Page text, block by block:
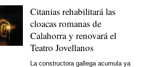
Citanias rehabilitará las
cloacas romanas de
Calahorra y renovará el
Teatro Jovellanos
La constructora gallega acumula ya